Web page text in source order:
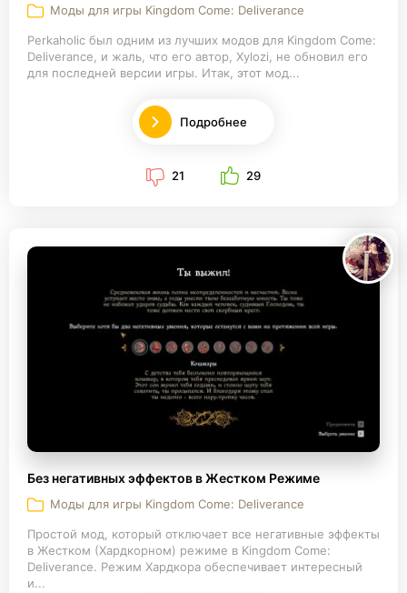
Моды для игры Kingdom Come: Deliverance
Perkaholic был одним из лучших модов для Kingdom Come:
Deliverance, и жаль, что его автор, Xylozi, не обновил его
для последней версии игры. Итак, этот мод...
Подробнее
21 29
Без негативных эффектов в Жестком Режиме
Моды для игры Kingdom Come: Deliverance
Простой мод, который отключает все негативные эффекты
в Жестком (Хардкорном) режиме в Kingdom Come:
Deliverance. Режим Хардкора обеспечивает интересный
и...